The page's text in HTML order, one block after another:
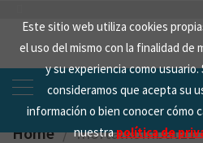
Este sitio web utiliza cookies
el uso del mismo con la finalidad
y su experiencia como
consideramos que acepta su
información o bien conocer cómo
nuestrapolítica de
content
Home mortalkombat11